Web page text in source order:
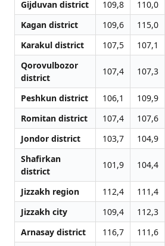
Gijduvan district
109,8 110,0
Kagan district
109,6 115,0
Karakul district
107,5 107,1
Qorovulbozor
district
107,4 107,3
Peshkun district 106,1 109,9
Romitan district
107,4 107,6
Jondor district
103,7 104,9
Shafirkan
district
101,9 104,4
Jizzakh region 112,4 111,4
Jizzakh city
109,4 112,3
Arnasay district
116,7 111,6